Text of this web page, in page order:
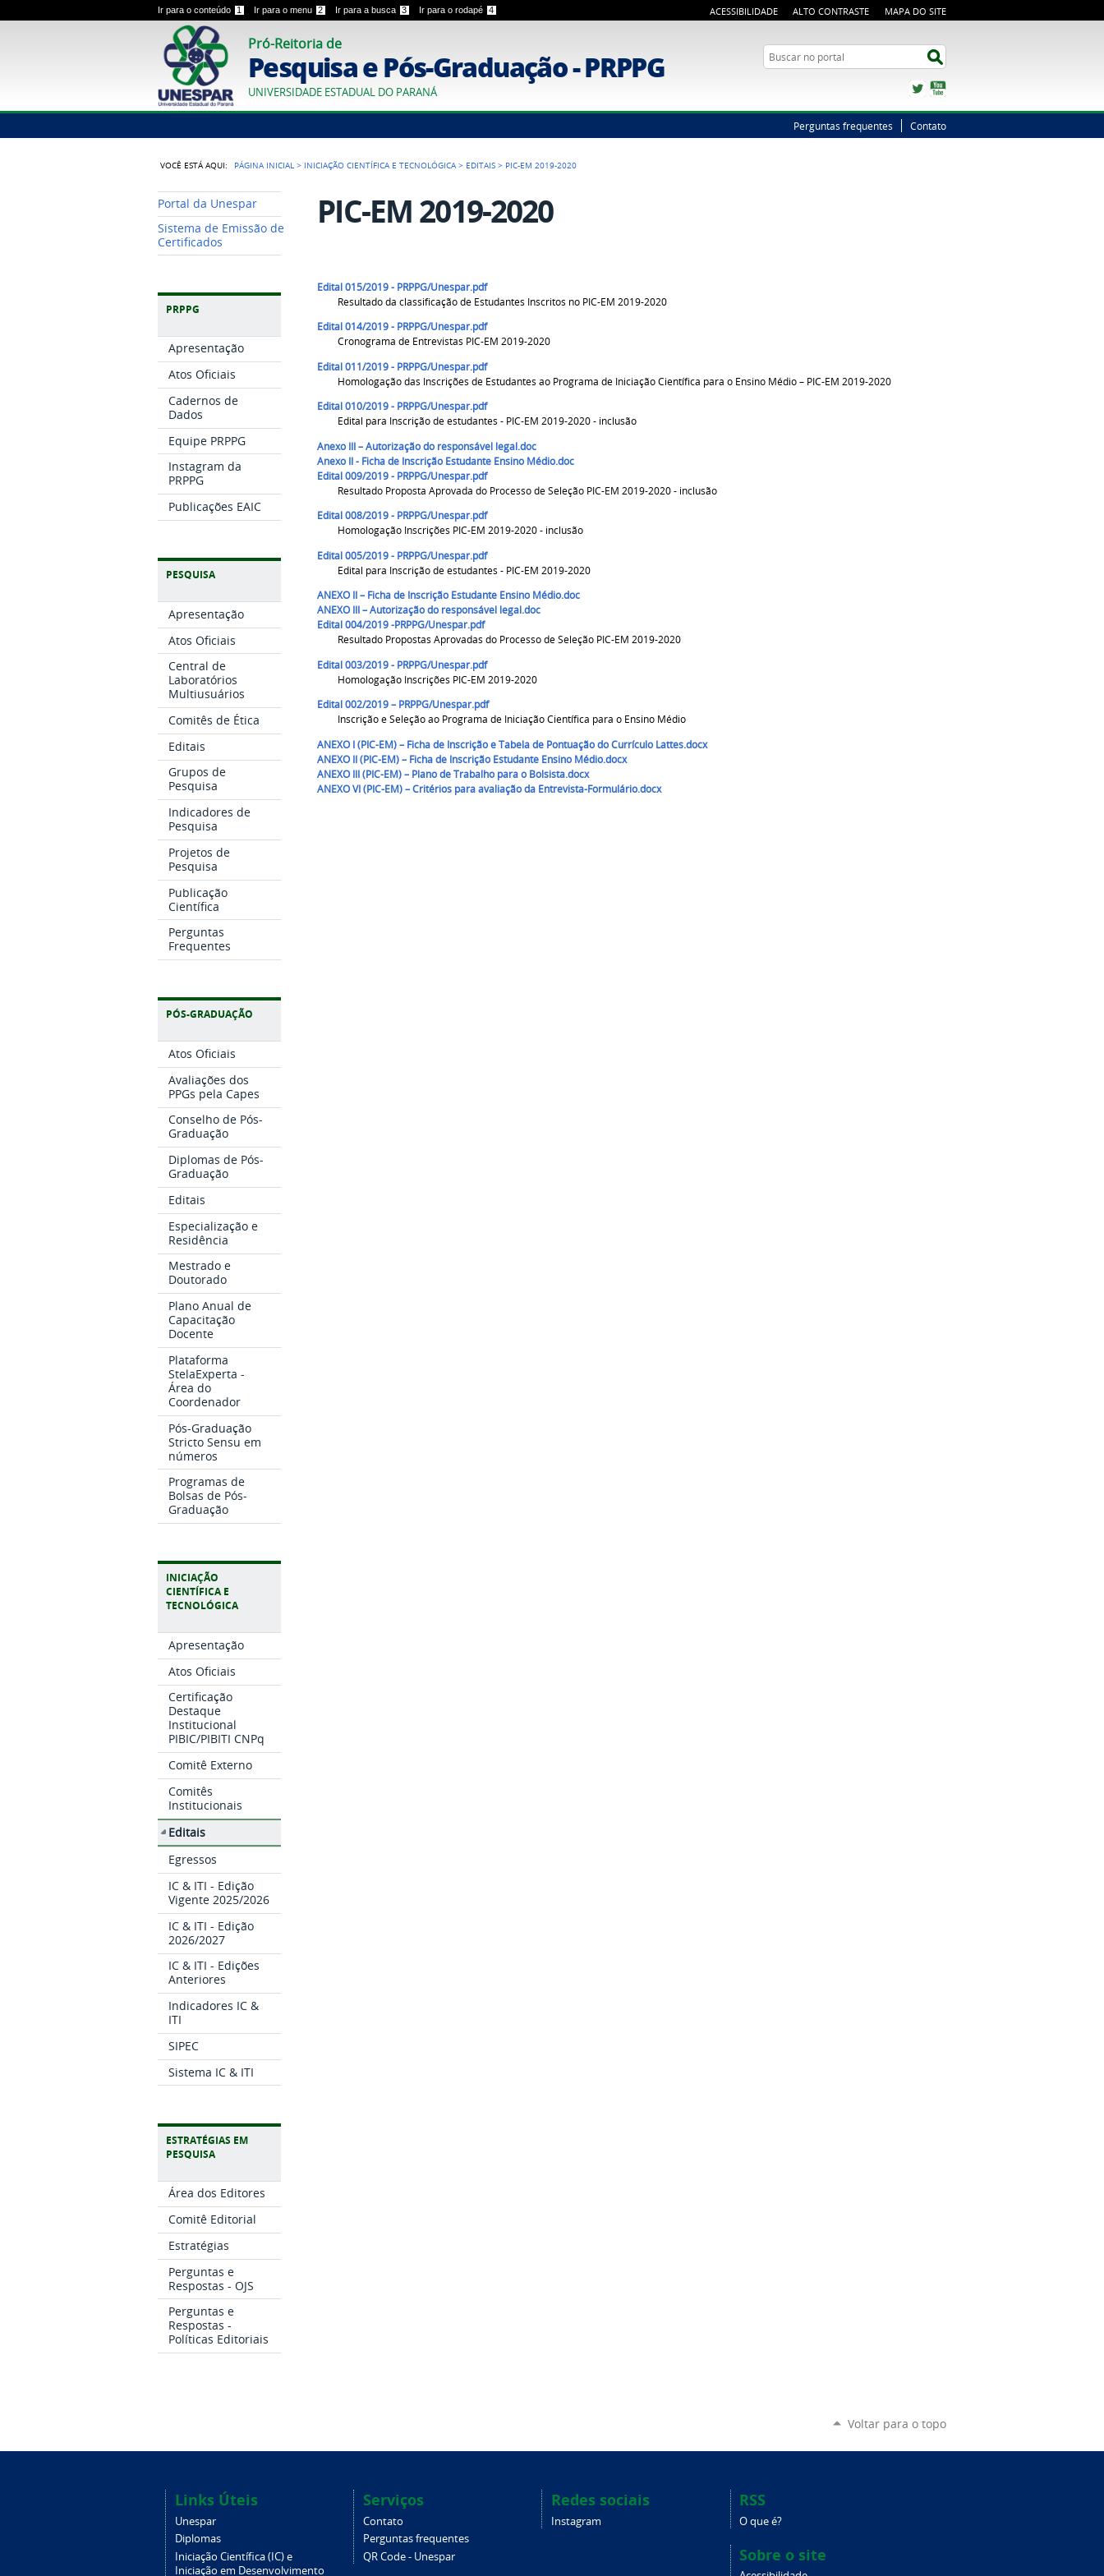
Ir para o conteúdo 1 Ir para o menu 2 Ir para a busca 3 Ir para o rodapé 4 ACESSIBILIDADE ALTO CONTRASTE MAPA DO SITE
Pró-Reitoria de
Pesquisa e Pós-Graduação - PRPPG
UNIVERSIDADE ESTADUAL DO PARANÁ
Busca
Twitter
Perguntas frequentes Contato
VOCÊ ESTÁ AQUI: PÁGINA INICIAL > INICIAÇÃO CIENTÍFICA E TECNOLÓGICA > EDITAIS > PIC-EM 2019-2020
Portal da Unespar
Sistema de Emissão de
Certificados
PRPPG
Apresentação
Atos Oficiais
Cadernos de
Dados
Equipe PRPPG
Instagram da
PRPPG
Publicações EAIC
PESQUISA
Apresentação
Atos Oficiais
Central de
Laboratórios
Multiusuários
Comitês de Ética
Editais
Grupos de
Pesquisa
Indicadores de
Pesquisa
Projetos de
Pesquisa
Publicação
Científica
Perguntas
Frequentes
PÓS-GRADUAÇÃO
Atos Oficiais
Avaliações dos
PPGs pela Capes
Conselho de Pós-
Graduação
Diplomas de Pós-
Graduação
Editais
Especialização e
Residência
Mestrado e
Doutorado
Plano Anual de
Capacitação
Docente
Plataforma
StelaExperta -
Área do
Coordenador
Pós-Graduação
Stricto Sensu em
números
Programas de
Bolsas de Pós-
Graduação
INICIAÇÃO
CIENTÍFICA E
TECNOLÓGICA
Apresentação
Atos Oficiais
Certificação
Destaque
Institucional
PIBIC/PIBITI CNPq
Comitê Externo
Comitês
Institucionais
Editais
Egressos
IC & ITI - Edição
Vigente 2025/2026
IC & ITI - Edição
2026/2027
IC & ITI - Edições
Anteriores
Indicadores IC &
ITI
SIPEC
Sistema IC & ITI
ESTRATÉGIAS EM
PESQUISA
Área dos Editores
Comitê Editorial
Estratégias
Perguntas e
Respostas - OJS
Perguntas e
Respostas -
Políticas Editoriais
PIC-EM 2019-2020
Edital 015/2019 - PRPPG/Unespar.pdf
Resultado da classificação de Estudantes Inscritos no PIC-EM 2019-2020
Edital 014/2019 - PRPPG/Unespar.pdf
Cronograma de Entrevistas PIC-EM 2019-2020
Edital 011/2019 - PRPPG/Unespar.pdf
Homologação das Inscrições de Estudantes ao Programa de Iniciação Científica para o Ensino Médio – PIC-EM 2019-2020
Edital 010/2019 - PRPPG/Unespar.pdf
Edital para Inscrição de estudantes - PIC-EM 2019-2020 - inclusão
Anexo III – Autorização do responsável legal.doc
Anexo II - Ficha de Inscrição Estudante Ensino Médio.doc
Edital 009/2019 - PRPPG/Unespar.pdf
Resultado Proposta Aprovada do Processo de Seleção PIC-EM 2019-2020 - inclusão
Edital 008/2019 - PRPPG/Unespar.pdf
Homologação Inscrições PIC-EM 2019-2020 - inclusão
Edital 005/2019 - PRPPG/Unespar.pdf
Edital para Inscrição de estudantes - PIC-EM 2019-2020
ANEXO II – Ficha de Inscrição Estudante Ensino Médio.doc
ANEXO III – Autorização do responsável legal.doc
Edital 004/2019 -PRPPG/Unespar.pdf
Resultado Propostas Aprovadas do Processo de Seleção PIC-EM 2019-2020
Edital 003/2019 - PRPPG/Unespar.pdf
Homologação Inscrições PIC-EM 2019-2020
Edital 002/2019 – PRPPG/Unespar.pdf
Inscrição e Seleção ao Programa de Iniciação Científica para o Ensino Médio
ANEXO I (PIC-EM) – Ficha de Inscrição e Tabela de Pontuação do Currículo Lattes.docx
ANEXO II (PIC-EM) – Ficha de Inscrição Estudante Ensino Médio.docx
ANEXO III (PIC-EM) – Plano de Trabalho para o Bolsista.docx
ANEXO VI (PIC-EM) – Critérios para avaliação da Entrevista-Formulário.docx
Voltar para o topo
Links Úteis
Unespar
Diplomas
Iniciação Científica (IC) e
Iniciação em Desenvolvimento
Serviços
Contato
Perguntas frequentes
QR Code - Unespar
Redes sociais
Instagram
RSS
O que é?
Sobre o site